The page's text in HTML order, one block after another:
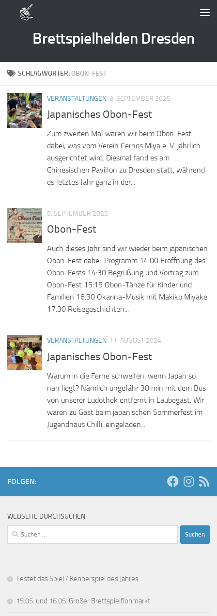
Zum Inhalt springen
Brettspielhelden Dresden
SCHLAGWÖRTER:OBON-FEST
VERANSTALTUNGEN 8. SEPTEMBER 2025
Japanisches Obon-Fest
Zum zweiten Mal waren wir beim Obon-Fest
dabei, was vom Verein Cernos Miya e. V. jährlich
ausgerichtet wird. Diesmal fand es am
Chinesischen Pavillon zu Dresden statt, während
es letztes Jahr ganz in der...
5. SEPTEMBER 2025
Obon-Fest
Auch dieses Jahr sind wir wieder beim japanischen
Obon-Fest dabei. Programm 14:00 Eröffnung des
Obon-Fests 14:30 Begrüßung und Vortrag zum
Obon-Fest 15:15 Obon-Tänze für Kinder und
Familien 16:30 Okarina-Musik mit Makiko Miyake
17:30 Reisegeschichten...
VERANSTALTUNGEN 11. AUGUST 2024
Japanisches Obon-Fest
Warum in die Ferne schweifen, wenn Japan so
nah liegt? Nämlich ungefähr 30 min mit dem Bus
von unserer Ludothek entfernt in Laubegast. Wir
waren zu Gast beim japanischen Sommerfest im
Jugendhaus Chilli, eingeladen...
FOLGEN:
WEBSEITE DURCHSUCHEN
Suchen
nach:
Testet das Spiel / Kennerspiel des Jahres
15.05. und 16.05. Großer Brettspielflohmarkt